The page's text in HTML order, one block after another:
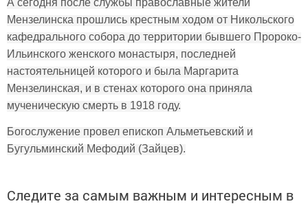
Мензелинска прошлись крестным ходом от Никольского
кафедрального собора до территории бывшего Пророко-
Ильинского женского монастыря, последней
настоятельницей которого и была Маргарита
Мензелинская, и в стенах которого она приняла
мученическую смерть в 1918 году.
Богослужение провел епископ Альметьевский и
Бугульминский Мефодий (Зайцев).
Следите за самым важным и интересным в